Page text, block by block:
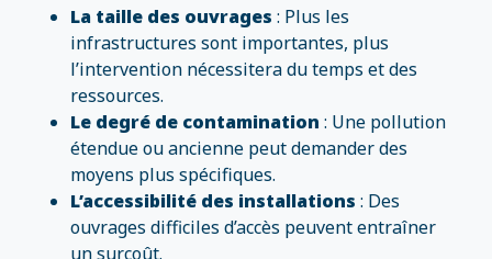
La taille des ouvrages : Plus les
infrastructures sont importantes, plus
l’intervention nécessitera du temps et des
ressources.
Le degré de contamination : Une pollution
étendue ou ancienne peut demander des
moyens plus spécifiques.
L’accessibilité des installations : Des
ouvrages difficiles d’accès peuvent entraîner
un surcoût.